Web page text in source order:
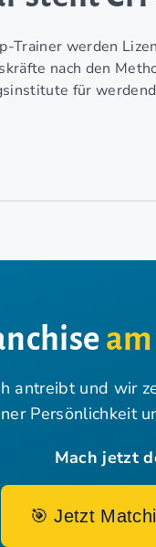
Trainer werden
nach den
für
antreibt und wir
Persönlichkeit
Mach jetzt
🎯 Jetzt